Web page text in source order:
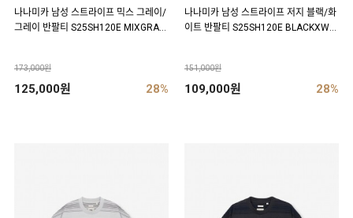
나나미카 남성 스트라이프 믹스 그레이/
그레이 반팔티 S25SH120E MIXGRAY
173,000원
125,000원 28%
나나미카 남성 스트라이프 저지 블랙/화
이트 반팔티 S25SH120E BLACKXWHI
151,000원
109,000원 28%